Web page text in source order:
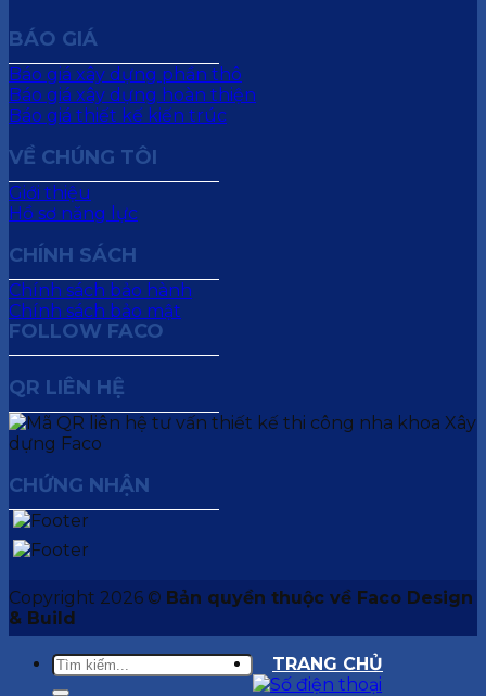
BÁO GIÁ
Báo giá xây dựng phần thô
Báo giá xây dựng hoàn thiện
Báo giá thiết kế kiến trúc
VỀ CHÚNG TÔI
Giới thiệu
Hồ sơ năng lực
CHÍNH SÁCH
Chính sách bảo hành
Chính sách bảo mật
FOLLOW FACO
QR LIÊN HỆ
CHỨNG NHẬN
Copyright 2026 © Bản quyền thuộc về Faco Design
& Build
TRANG CHỦ